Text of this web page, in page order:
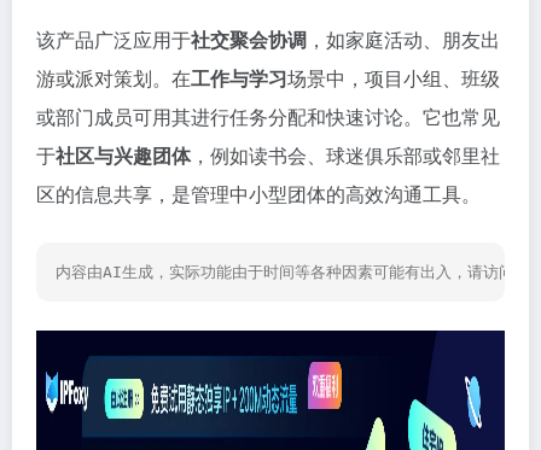
该产品广泛应用于社交聚会协调 ，如家庭活动、朋友出
游或派对策划。在工作与学习场景中，项目小组、班级
或部门成员可用其进行任务分配和快速讨论。它也常见
于社区与兴趣团体，例如读书会、球迷俱乐部或邻里社
区的信息共享，是管理中小型团体的高效沟通工具。
内容由AI生成，实际功能由于时间等各种因素可能有出入，请访问网